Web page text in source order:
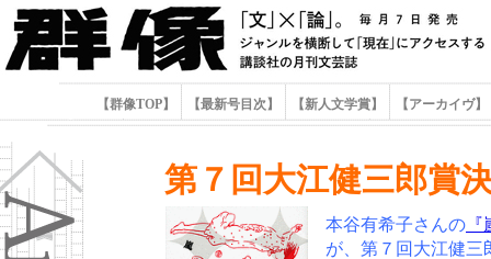
【群像TOP】 【最新号目次】 【新人文学賞】 【アーカイヴ】
第７回大江健三郎賞
本谷有希子さんの
が、第７回大江健三